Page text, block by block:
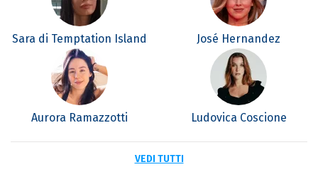
Sara di Temptation Island José Hernandez
Aurora Ramazzotti Ludovica Coscione
VEDI TUTTI